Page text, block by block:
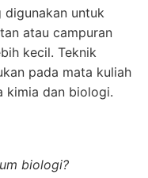
untuk
atau campuran
kecil. Teknik
pada mata kuliah
kimia dan biologi.
biologi?